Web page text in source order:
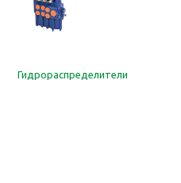
Гидрораспределители